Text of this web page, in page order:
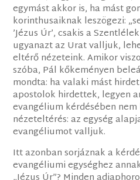
egymást akkor is, ha mást
korinthusaiknak leszögezi:
’Jézus Úr’, csakis a
ugyanazt az Urat valljuk,
eltérő nézeteink. Amikor
szóba, Pál kőkeményen
mondta: ha valaki mást
apostolok hirdettek, legyen
evangélium kérdésében
nézeteltérés: az egység
evangéliumot valljuk.
Itt azonban sorjáznak a
evangéliumi egységhez